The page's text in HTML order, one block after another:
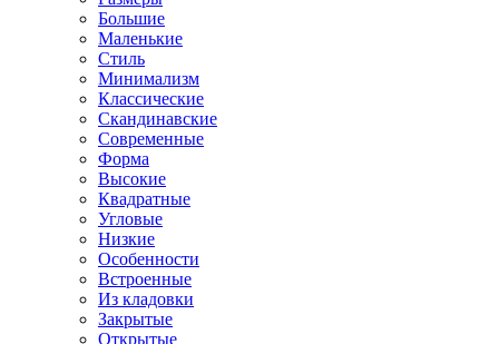
Большие
Маленькие
Стиль
Минимализм
Классические
Скандинавские
Современные
Форма
Высокие
Квадратные
Угловые
Низкие
Особенности
Встроенные
Из кладовки
Закрытые
Открытые